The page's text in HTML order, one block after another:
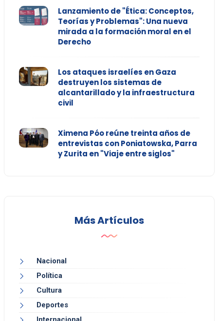
Lanzamiento de "Ética: Conceptos,
Teorías y Problemas": Una nueva
mirada a la formación moral en el
Derecho
Los ataques israelíes en Gaza
destruyen los sistemas de
alcantarillado y la infraestructura
civil
Ximena Póo reúne treinta años de
entrevistas con Poniatowska, Parra
y Zurita en "Viaje entre siglos"
Más Artículos
Nacional
Política
Cultura
Deportes